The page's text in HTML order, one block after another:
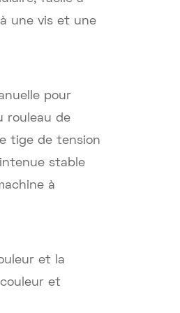
une vis et une
pour
rouleau de
tige de tension
stable
à
et la
et